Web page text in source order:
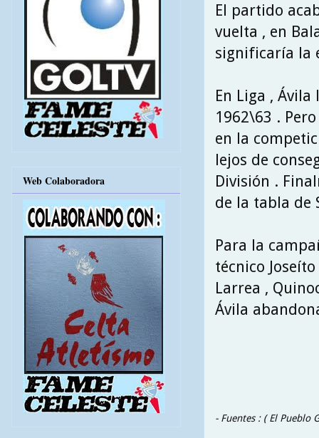
El partido
vuelta , en
significaría la
En Liga ,
1962\63 .
en la
lejos de
División .
de la tabla de
Para la
técnico
Larrea ,
Ávila
- Fuentes : ( El Pueblo
Web Colaboradora